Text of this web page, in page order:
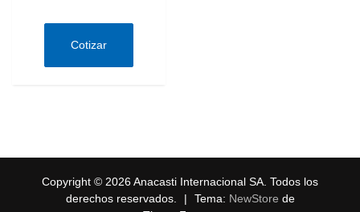
deCotizar
Copyright © 2026 Anacasti Internacional SA. Todos los
derechos reservados.
| Tema: NewStore de